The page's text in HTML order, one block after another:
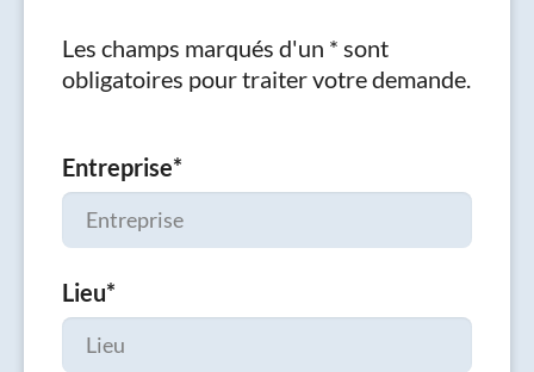
Les champs marqués d'un * sont
obligatoires pour traiter votre demande.
Entreprise*
Lieu*